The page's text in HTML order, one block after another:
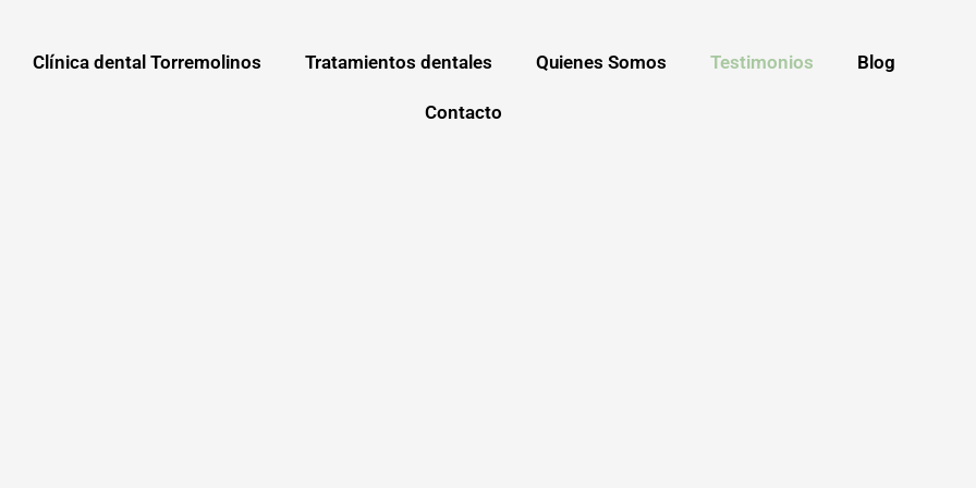
Clínica dental Torremolinos Tratamientos dentales Quienes Somos Testimonios Blog
Contacto